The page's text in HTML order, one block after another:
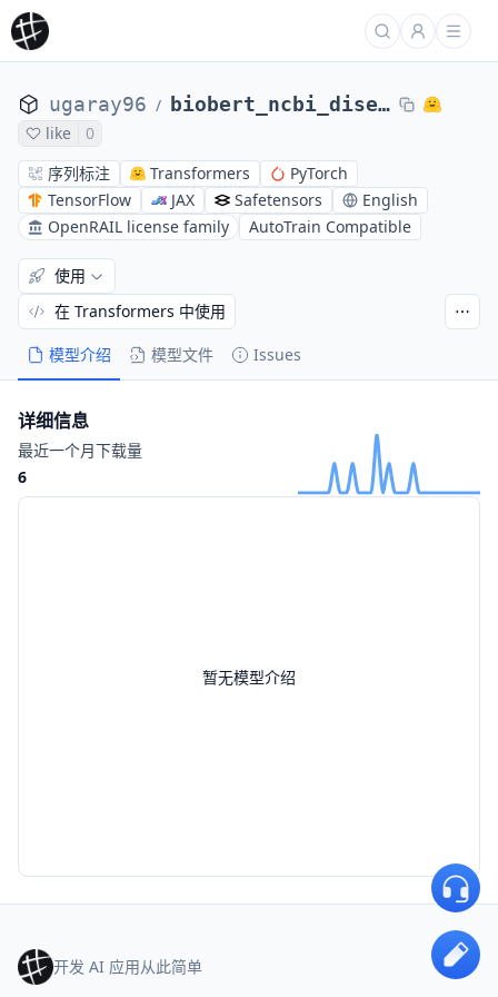
ugaray96 / biobert_ncbi_disease_ner
like
0
序列标注
Transformers
PyTorch
TensorFlow
JAX Safetensors
English
OpenRAIL license family
AutoTrain Compatible
模型介绍 模型文件 Issues
使用
在 Transformers 中使用
暂无模型介绍
详细信息
最近一个月下载量
6
开发 AI 应用从此简单